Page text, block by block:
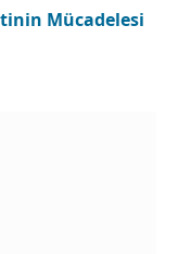
Mücadelesi